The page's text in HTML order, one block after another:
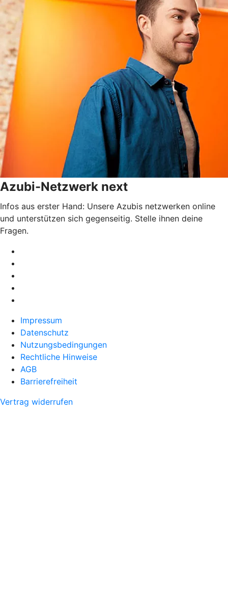
Azubi-Netzwerk next
Infos aus erster Hand: Unsere Azubis netzwerken online
und unterstützen sich gegenseitig. Stelle ihnen deine
Fragen.
Impressum
Datenschutz
Nutzungsbedingungen
Rechtliche Hinweise
AGB
Barrierefreiheit
Vertrag widerrufen